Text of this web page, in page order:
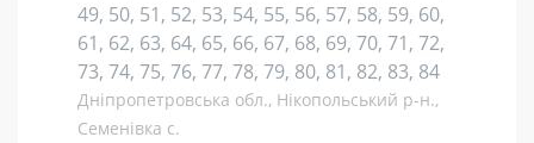
49, 50, 51, 52, 53, 54, 55, 56, 57, 58, 59, 60,
61, 62, 63, 64, 65, 66, 67, 68, 69, 70, 71, 72,
73, 74, 75, 76, 77, 78, 79, 80, 81, 82, 83, 84
Дніпропетровська обл., Нікопольський р-н.,
Семенівка с.